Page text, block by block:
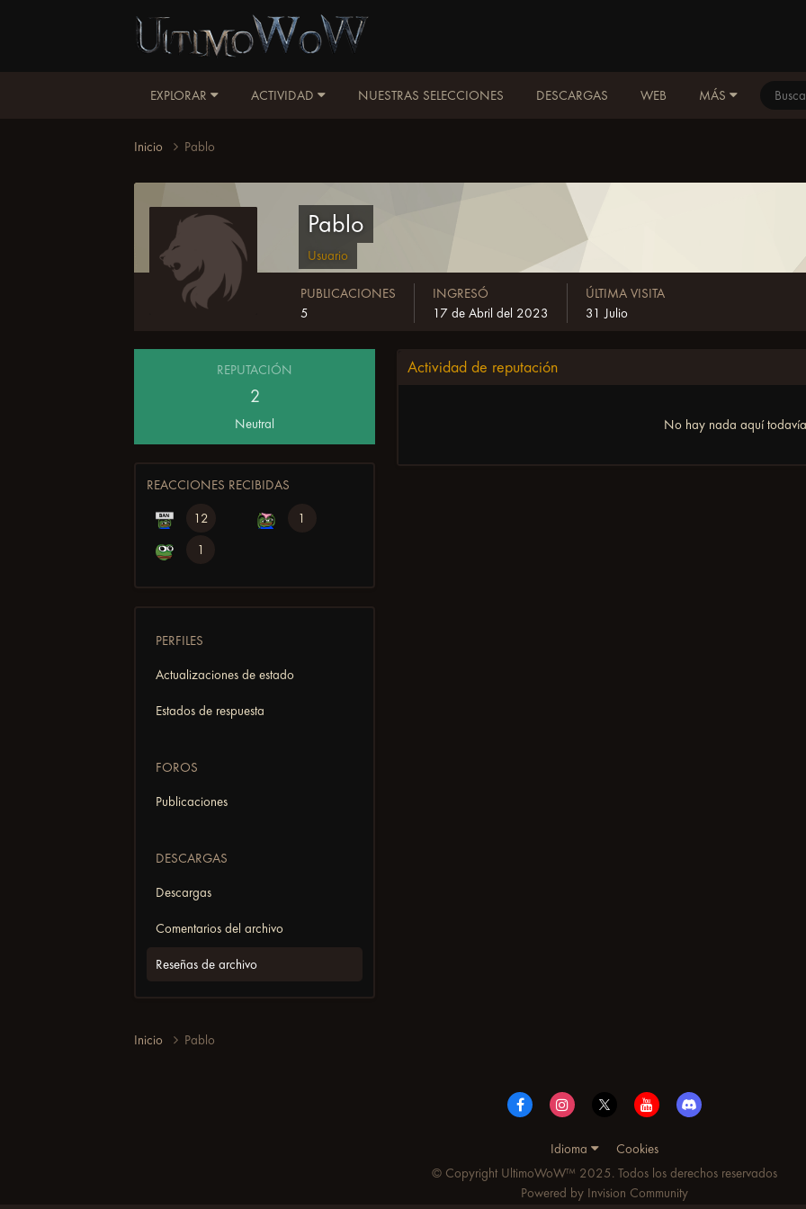
EXPLORAR ACTIVIDAD NUESTRAS SELECCIONES DESCARGAS WEB MÁS
Inicio Pablo
Pablo
Usuario
PUBLICACIONES
5
INGRESÓ
17 de Abril del 2023
ÚLTIMA VISITA
31 Julio
REPUTACIÓN
2
Neutral
REACCIONES RECIBIDAS
12
1
1
PERFILES
Actualizaciones de estado
Estados de respuesta
FOROS
Publicaciones
DESCARGAS
Descargas
Comentarios del archivo
Reseñas de archivo
Actividad de reputación
No hay nada aquí
Inicio Pablo
Idioma
Cookies
© Copyright UltimoWoW™ 2025. Todos los derechos reservados
Powered by Invision Community